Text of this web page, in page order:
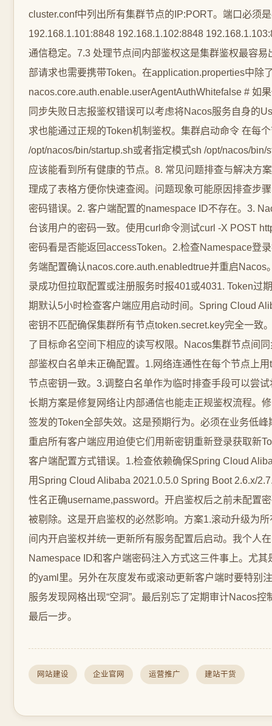
cluster.conf中列出所有集群节点的IP:PORT。端口必须
192.168.1.101:8848 192.168.1.102:8848
通信稳定。7.3 处理节点间内部鉴权这是集群鉴权最容
部请求也需要携带Token。在application.properties中除
nacos.core.auth.enable.userAgentAuthWhitefalse # 如
同步失败日志报鉴权错误可以考虑将Nacos服务自身的
求也能通过正规的Token机制鉴权。集群启动命令 在每
/opt/nacos/bin/startup.sh或者指定模式sh /opt/nacos/bin/
应该能看到所有健康的节点。8. 常见问题排查与解决方
理成了表格方便你快速查阅。问题现象可能原因排查步
密码错误。2. 客户端配置的namespace ID不存在。3.
台该用户的密码一致。使用curl命令测试curl -X POST
密码看是否能返回accessToken。2.检查Namespace登
务端配置确认nacos.core.auth.enabledtrue并重启
录成功但拉取配置或注册服务时报401或4031. Token过
期默认5小时检查客户端应用启动时间。Spring Cloud
密钥不匹配确保集群所有节点token.secret.key完全一致
了目标命名空间下相应的读写权限。Nacos集群节点间
部鉴权白名单未正确配置。1.网络连通性在每个节点上
节点密钥一致。3.调整白名单作为临时排查手段可以尝
长期方案是修复网络让内部通信也能走正规鉴权流程。
签发的Token全部失效。这是预期行为。必须在业务低
重启所有客户端应用迫使它们用新密钥重新登录获取新
客户端配置方式错误。1.检查依赖确保Spring Cloud
用Spring Cloud Alibaba 2021.0.5.0 Spring Boot 2.6.x/
性名正确username,password。开启鉴权后之前未配置
被剔除。这是开启鉴权的必然影响。方案1.滚动升级为
间内开启鉴权并统一更新所有服务配置后启动。我个人
Namespace ID和客户端密码注入方式这三件事上。尤
的yaml里。另外在灰度发布或滚动更新客户端时要特别
服务发现网格出现“空洞”。最后别忘了定期审计Nacos
最后一步。
网站建设 企业官网 运营推广 建站干货